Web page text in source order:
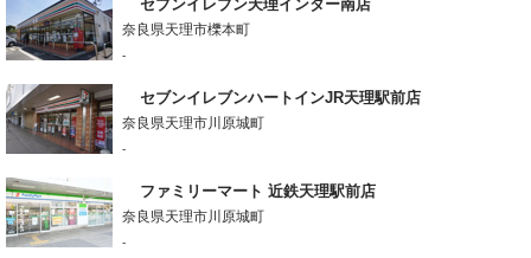
セブンイレブン天理インター南店
奈良県天理市櫟本町
-
セブンイレブンハートインJR天理駅前店
奈良県天理市川原城町
-
ファミリーマート 近鉄天理駅前店
奈良県天理市川原城町
-